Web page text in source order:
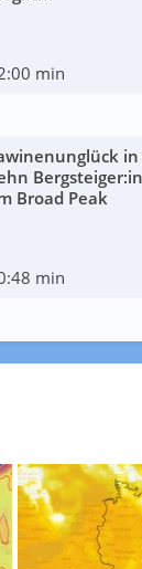
min
in
Broad Peak
min